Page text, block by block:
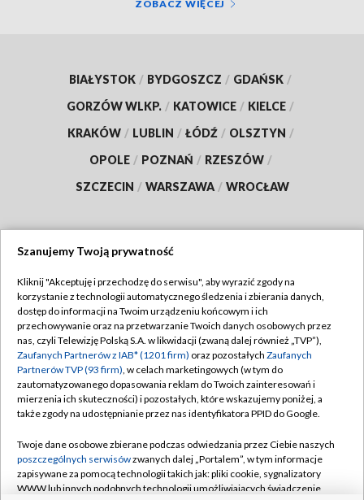
ZOBACZ WIĘCEJ
BIAŁYSTOK / BYDGOSZCZ / GDAŃSK /
GORZÓW WLKP. / KATOWICE / KIELCE /
KRAKÓW / LUBLIN / ŁÓDŹ / OLSZTYN /
OPOLE / POZNAŃ / RZESZÓW /
SZCZECIN / WARSZAWA / WROCŁAW
TVP
Abonament TVP
Emisja w TVP
Centrum informacji TVP
Naziemna Telewizja Cyfrowa
Rada Programowa
System NOS
Regulamin TVP
Polityka prywatności
Moje zgody
Pomoc
Kontakt
Szanujemy Twoją prywatność
Kliknij "Akceptuję i przechodzę do serwisu", aby wyrazić zgody na
korzystanie z technologii automatycznego śledzenia i zbierania danych,
dostęp do informacji na Twoim urządzeniu końcowym i ich
przechowywanie oraz na przetwarzanie Twoich danych osobowych przez
nas, czyli Telewizję Polską S.A. w likwidacji (zwaną dalej również „TVP”),
Zaufanych Partnerów z IAB* (1201 firm) oraz pozostałych Zaufanych
Partnerów TVP (93 firm), w celach marketingowych (w tym do
zautomatyzowanego dopasowania reklam do Twoich zainteresowań i
mierzenia ich skuteczności) i pozostałych, które wskazujemy poniżej, a
także zgody na udostępnianie przez nas identyfikatora PPID do Google.
Twoje dane osobowe zbierane podczas odwiedzania przez Ciebie naszych
poszczególnych serwisówzwanych dalej „Portalem”, w tym informacje
zapisywane za pomocą technologii takich jak: pliki cookie, sygnalizatory
WWW lub innych podobnych technologii umożliwiających świadczenie